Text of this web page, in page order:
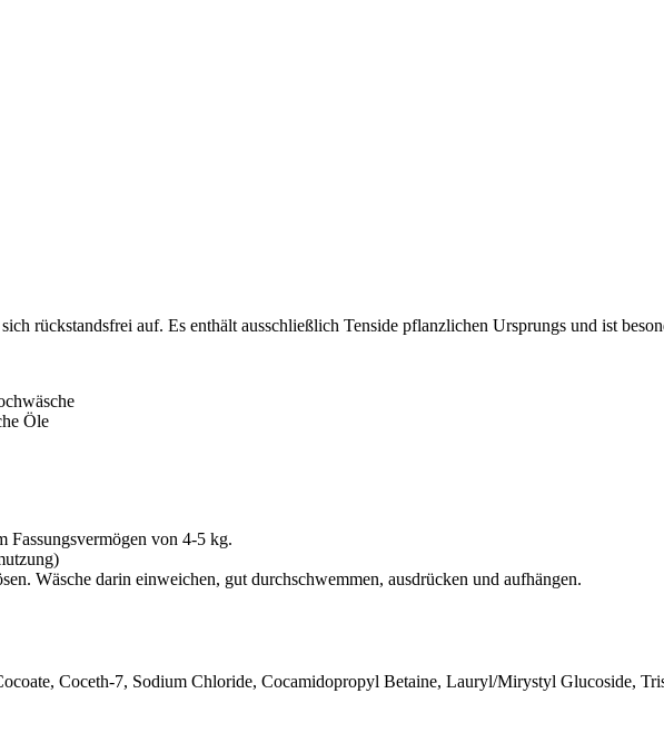
rückstandsfrei auf. Es enthält ausschließlich Tenside pflanzlichen Ursprungs und ist
Öle
Fassungsvermögen von 4-5 kg.
Wäsche darin einweichen, gut durchschwemmen, ausdrücken und aufhängen.
Coceth-7, Sodium Chloride, Cocamidopropyl Betaine, Lauryl/Mirystyl Glucoside,